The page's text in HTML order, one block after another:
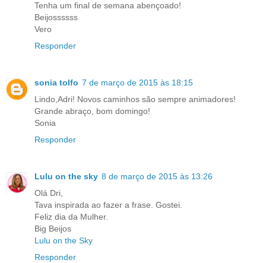
Tenha um final de semana abençoado!
Beijossssss
Vero
Responder
sonia tolfo 7 de março de 2015 às 18:15
Lindo,Adri! Novos caminhos são sempre animadores!
Grande abraço, bom domingo!
Sonia
Responder
Lulu on the sky 8 de março de 2015 às 13:26
Olá Dri,
Tava inspirada ao fazer a frase. Gostei.
Feliz dia da Mulher.
Big Beijos
Lulu on the Sky
Responder